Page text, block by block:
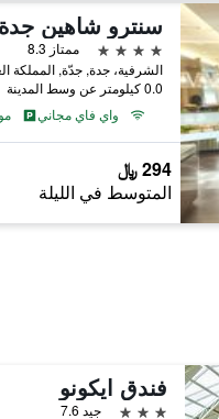
سنترو شاهين
4 نجوم
ممتاز 8.3
الشرفية، جدة, جدّة, المملكة
0.0 كيلومتر عن وسط المدينة
واي فاي مجاني
294 ﷼
المتوسط في الليلة
فندق ايكونو
3 نجوم جيد 7.6